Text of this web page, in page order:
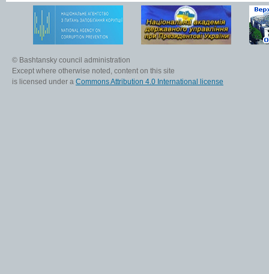
© Bashtansky council administration
Except where otherwise noted, content on this site
is licensed under a Commons Attribution 4.0 International license